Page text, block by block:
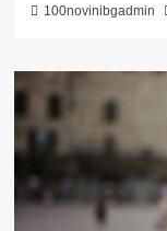
100novinibgadmin